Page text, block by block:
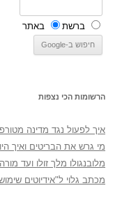
ברשת באתר
הרשומות הכי נצפות
איך לפעול נגד מדינה
מי גרש את הבריטים ואיך
מלובנגולו מלך זולו ועד
מכתב גלוי ל"אידיוטים